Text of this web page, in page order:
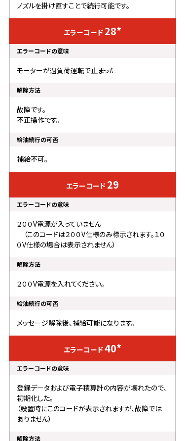
ノズルを掛け直すことで続行可能です。
28*
モーターが過負荷運転で止まった
故障です。
不正操作です。
補給不可。
29
２００V電源が入っていません
（このコードは２００V仕様のみ標示されます。１０
０V仕様の場合は表示されません）
２００V電源を入れてください。
メッセージ解除後、補給可能になります。
40*
登録データおよび電子積算計の内容が壊れたので、
初期化した。
（設置時にこのコードが表示されますが、故障では
ありません）